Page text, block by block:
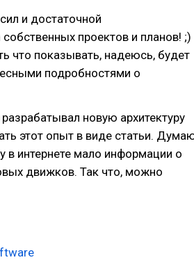
и достаточной
проектов и планов! ;)
что показывать, надеюсь, будет
подробностями о
новую архитектуру
этот опыт в виде статьи.
в интернете мало информации о
движков. Так что, можно